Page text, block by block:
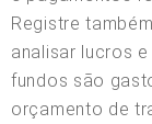
Registre
analisar lucros
fundos são
orçamento de